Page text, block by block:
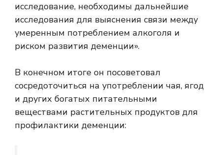
исследование, необходимы дальнейшие
исследования для выяснения связи между
умеренным потреблением алкоголя и
риском развития деменции».
В конечном итоге он посоветовал
сосредоточиться на употреблении чая, ягод
и других богатых питательными
веществами растительных продуктов для
профилактики деменции: